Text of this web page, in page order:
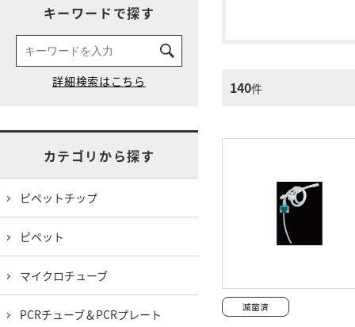
140件
キーワードで探す
カテゴリから探す
ピペットチップ
ピペット
マイクロチューブ
PCRチューブ＆PCRプレート